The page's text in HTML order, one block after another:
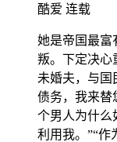
酷爱 连载
她是帝国最富
叛。下定决心
未婚夫，与国
债务，我来替
个男人为什么
利用我。”“作